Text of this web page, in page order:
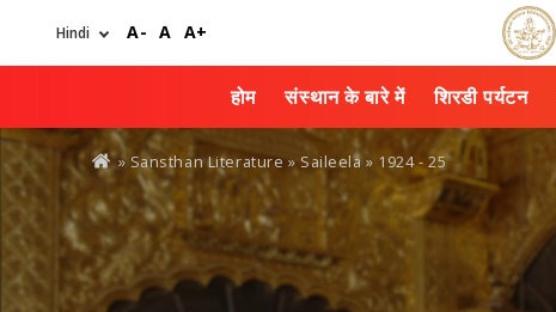
A- A A+
होम संस्थान के बारे में शिरडी पर्यटन
You
are
here
» Sansthan Literature » Saileela » 1924 - 25